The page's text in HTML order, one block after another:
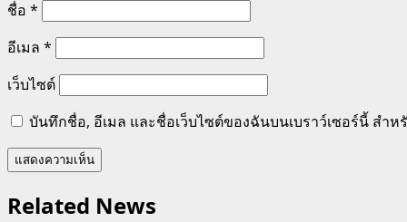
ชื่อ *
อีเมล *
เว็บไซต์
บันทึกชื่อ, อีเมล และชื่อเว็บไซต์ของฉันบนเบราว์เซอร์นี้ สำ
Related News